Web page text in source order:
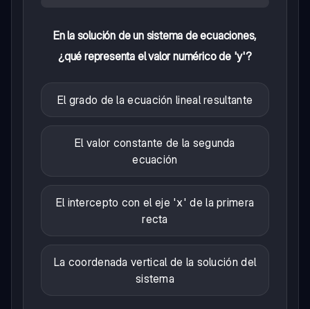
En la solución de un sistema de ecuaciones,
¿qué representa el valor numérico de 'y'?
El grado de la ecuación lineal resultante
El valor constante de la segunda
ecuación
El intercepto con el eje 'x' de la primera
recta
La coordenada vertical de la solución del
sistema